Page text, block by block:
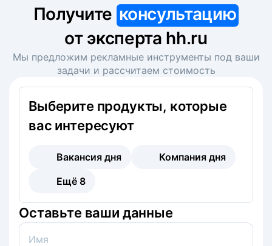
Получите консультацию
от эксперта hh.ru
Мы предложим рекламные инструменты под ваши
задачи и рассчитаем стоимость
Выберите продукты, которые
вас интересуют
Вакансия дня
Компания дня
Ещё 8
Оставьте ваши данные
Имя